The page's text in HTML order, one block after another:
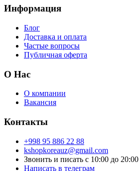
Информация
Блог
Доставка и оплата
Частые вопросы
Публичная оферта
О Нас
О компании
Вакансия
Контакты
+998 95 886 22 88
kshopkoreauz@gmail.com
Звонить и писать с 10:00 до 20:00
Написать в телеграм